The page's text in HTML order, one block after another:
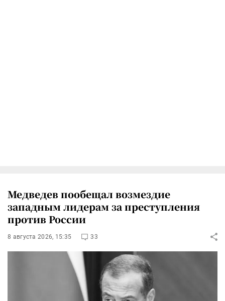
Медведев пообещал возмездие
западным лидерам за преступления
против России
8 августа 2026, 15:35 33